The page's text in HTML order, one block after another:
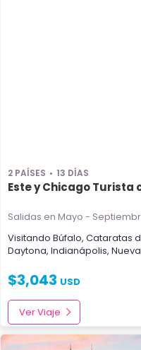
2 PAÍSES 13 DÍAS
Este y Chicago Turista
Salidas en Mayo -
Visitando Búfalo, Cataratas
Daytona, Indianápolis,
$3,043 USD
Ver Viaje